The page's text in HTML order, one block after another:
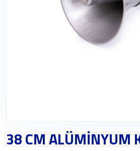
38 CM ALÜMİNYUM